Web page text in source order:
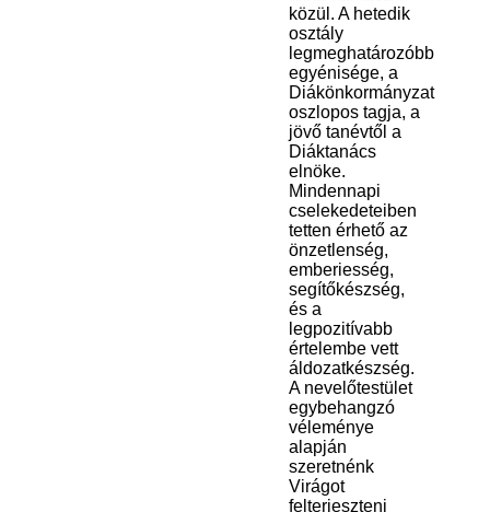
közül. A hetedik
osztály
legmeghatározóbb
egyénisége, a
Diákönkormányzat
oszlopos tagja, a
jövő tanévtől a
Diáktanács
elnöke.
Mindennapi
cselekedeteiben
tetten érhető az
önzetlenség,
emberiesség,
segítőkészség,
és a
legpozitívabb
értelembe vett
áldozatkészség.
A nevelőtestület
egybehangzó
véleménye
alapján
szeretnénk
Virágot
felterjeszteni